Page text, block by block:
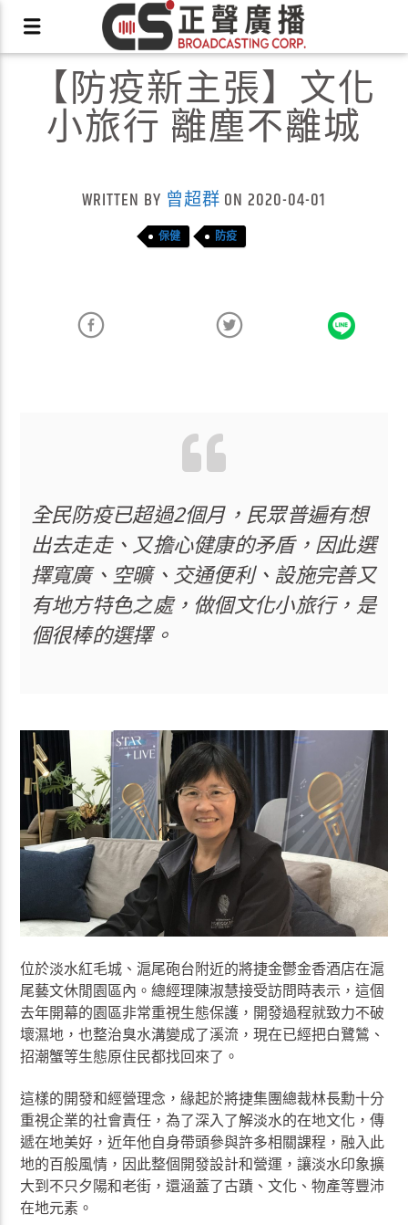
X
【防疫新主張】文化
小旅行 離塵不離城
WRITTEN BY 曾超群 ON 2020-04-01
保健 防疫
全民防疫已超過2個月，民眾普遍有想
出去走走、又擔心健康的矛盾，因此選
擇寬廣、空曠、交通便利、設施完善又
有地方特色之處，做個文化小旅行，是
個很棒的選擇。
位於淡水紅毛城、滬尾砲台附近的將捷金鬱金香酒店在滬
尾藝文休閒園區內。總經理陳淑慧接受訪問時表示，這個
去年開幕的園區非常重視生態保護，開發過程就致力不破
壞濕地，也整治臭水溝變成了溪流，現在已經把白鷺鷥、
招潮蟹等生態原住民都找回來了。
這樣的開發和經營理念，緣起於將捷集團總裁林長勳十分
重視企業的社會責任，為了深入了解淡水的在地文化，傳
遞在地美好，近年他自身帶頭參與許多相關課程，融入此
地的百般風情，因此整個開發設計和營運，讓淡水印象擴
大到不只夕陽和老街，還涵蓋了古蹟、文化、物產等豐沛
在地元素。